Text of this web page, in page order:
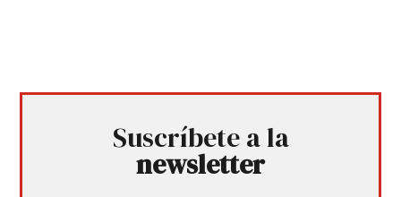
Suscríbete a la
newsletter